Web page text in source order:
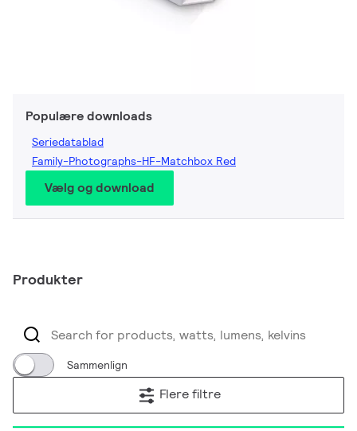
Populære downloads
Seriedatablad
Family-Photographs-HF-Matchbox Red
Vælg og download
Produkter
Sammenlign
Flere filtre